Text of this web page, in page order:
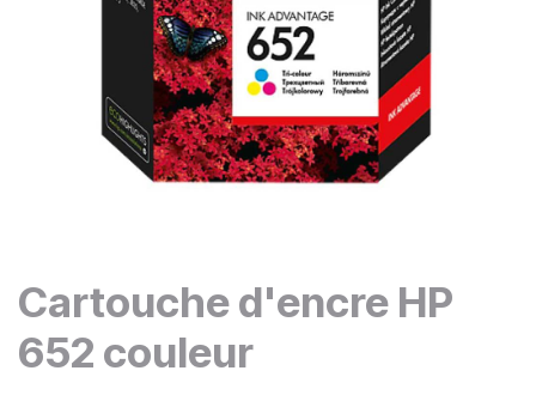
Cartouche d'encre HP
652 couleur